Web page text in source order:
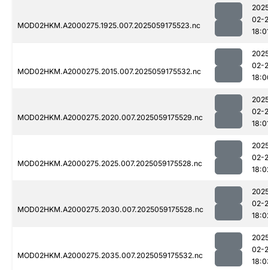
MOD02HKM.A2000275.1925.007.2025059175523.nc
02-
MOD02HKM.A2000275.2015.007.2025059175532.nc
02-
MOD02HKM.A2000275.2020.007.2025059175529.nc
02-
MOD02HKM.A2000275.2025.007.2025059175528.nc
02-
MOD02HKM.A2000275.2030.007.2025059175528.nc
02-
MOD02HKM.A2000275.2035.007.2025059175532.nc
02-